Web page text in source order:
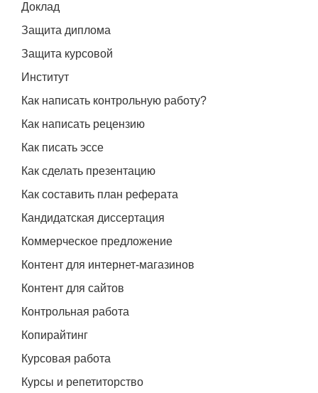
Доклад
Защита диплома
Защита курсовой
Институт
Как написать контрольную работу?
Как написать рецензию
Как писать эссе
Как сделать презентацию
Как составить план реферата
Кандидатская диссертация
Коммерческое предложение
Контент для интернет-магазинов
Контент для сайтов
Контрольная работа
Копирайтинг
Курсовая работа
Курсы и репетиторство